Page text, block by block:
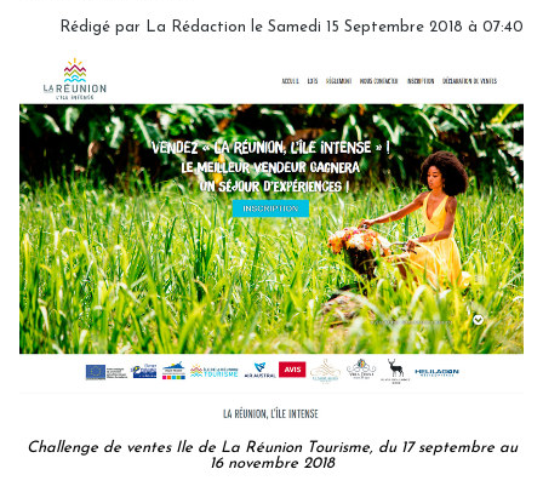
Rédigé par La Rédaction le Samedi 15 Septembre 2018 à 07:40
Challenge de ventes Ile de La Réunion Tourisme, du 17 septembre au
16 novembre 2018